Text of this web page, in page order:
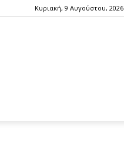
Κυριακή, 9 Αυγούστου, 2026